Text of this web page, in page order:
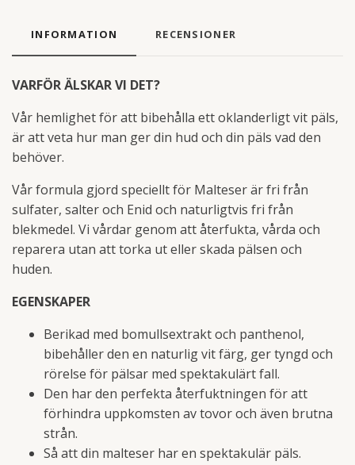
INFORMATION RECENSIONER
VARFÖR ÄLSKAR VI DET?
Vår hemlighet för att bibehålla ett oklanderligt vit päls,
är att veta hur man ger din hud och din päls vad den
behöver.
Vår formula gjord speciellt för Malteser är fri från
sulfater, salter och Enid och naturligtvis fri från
blekmedel. Vi vårdar genom att återfukta, vårda och
reparera utan att torka ut eller skada pälsen och
huden.
EGENSKAPER
Berikad med bomullsextrakt och panthenol,
bibehåller den en naturlig vit färg, ger tyngd och
rörelse för pälsar med spektakulärt fall.
Den har den perfekta återfuktningen för att
förhindra uppkomsten av tovor och även brutna
strån.
Så att din malteser har en spektakulär päls.